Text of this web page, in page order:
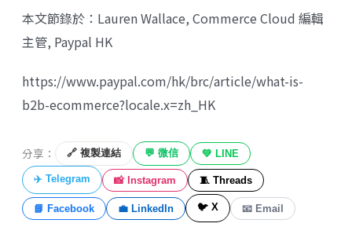
本文節錄於：Lauren Wallace, Commerce Cloud 編輯
主管, Paypal HK
https://www.paypal.com/hk/brc/article/what-is-
b2b-ecommerce?locale.x=zh_HK
分享： 🔗 複製連結 💬 微信 💚 LINE
✈️ Telegram 📸 Instagram 🧵 Threads
📘 Facebook 💼 LinkedIn 🐦 X 📧 Email